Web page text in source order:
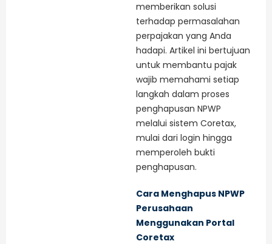
memberikan solusi
terhadap permasalahan
perpajakan yang Anda
hadapi. Artikel ini bertujuan
untuk membantu pajak
wajib memahami setiap
langkah dalam proses
penghapusan NPWP
melalui sistem Coretax,
mulai dari login hingga
memperoleh bukti
penghapusan.
Cara Menghapus NPWP
Perusahaan
Menggunakan Portal
Coretax